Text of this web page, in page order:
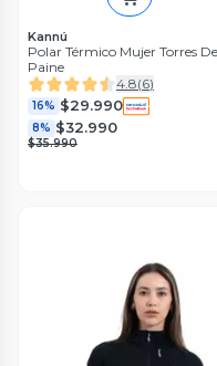
Kannú
Polar Térmico Mujer Torres
Paine
4.8(6)
16% $29.990
8% $32.990
$35.990